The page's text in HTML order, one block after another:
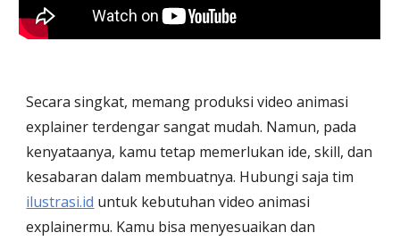
Secara singkat, memang produksi video animasi
explainer terdengar sangat mudah. Namun, pada
kenyataanya, kamu tetap memerlukan ide, skill, dan
ilustrasi.id untuk kebutuhan video animasi
explainermu. Kamu bisa menyesuaikan dan